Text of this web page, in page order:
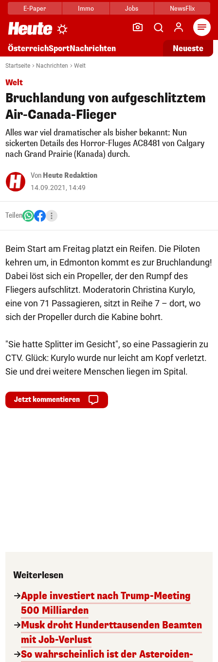
E-Paper Immo Jobs NewsFlix
ÖsterreichSportNachrichten Neueste
Startseite Nachrichten Welt
Welt
Bruchlandung von aufgeschlitztem
Air-Canada-Flieger
Alles war viel dramatischer als bisher bekannt: Nun
sickerten Details des Horror-Fluges AC8481 von Calgary
nach Grand Prairie (Kanada) durch.
Von Heute Redaktion
14.09.2021, 14:49
Teilen
Beim Start am Freitag platzt ein Reifen. Die Piloten
kehren um, in Edmonton kommt es zur Bruchlandung!
Dabei löst sich ein Propeller, der den Rumpf des
Fliegers aufschlitzt. Moderatorin Christina Kurylo,
eine von 71 Passagieren, sitzt in Reihe 7 – dort, wo
sich der Propeller durch die Kabine bohrt.
"Sie hatte Splitter im Gesicht", so eine Passagierin zu
CTV. Glück: Kurylo wurde nur leicht am Kopf verletzt.
Sie und drei weitere Menschen liegen im Spital.
Jetzt kommentieren
Weiterlesen
Apple investiert nach Trump-Meeting
500 Milliarden
Musk droht Hunderttausenden Beamten
mit Job-Verlust
So wahrscheinlich ist der Asteroiden-